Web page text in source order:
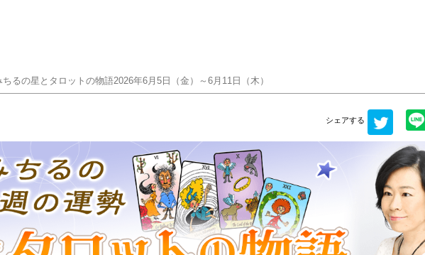
るの星とタロットの物語2026年6月5日（金）～6月11日（木）
シェアする